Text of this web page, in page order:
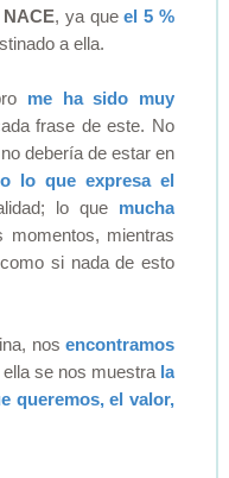
NACE, ya queel 5 %
a ella.
me ha sido muy
frase de este. No
debería de estar en
lo que expresa el
lo que mucha
mientras
si nada de esto
nosencontramos
ella se nos muestra la
queremos, el valor,